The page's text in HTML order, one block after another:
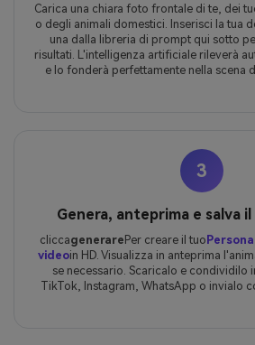
Carica una chiara foto frontale di te, dei
o degli animali domestici. Inserisci la tua
una dalla libreria di prompt qui sotto
risultati. L'intelligenza artificiale rileverà
e lo fonderà perfettamente nella scena
3
Genera, anteprima e salva
cliccagenerarePer creare il tuo
videoin HD. Visualizza in anteprima
se necessario. Scaricalo e condividilo
TikTok, Instagram, WhatsApp o invialo